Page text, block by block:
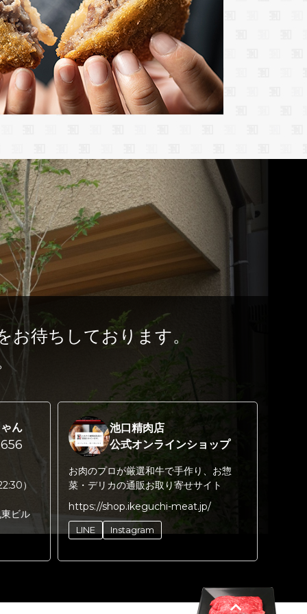
お待ちしております。
ん
）
ビル
池口精肉店
公式オンラインショップ
お肉のプロが厳選和牛で手作り、お惣
菜・デリカの通販お取り寄せサイト
https://shop.ikeguchi-meat.jp/
LINE Instagram